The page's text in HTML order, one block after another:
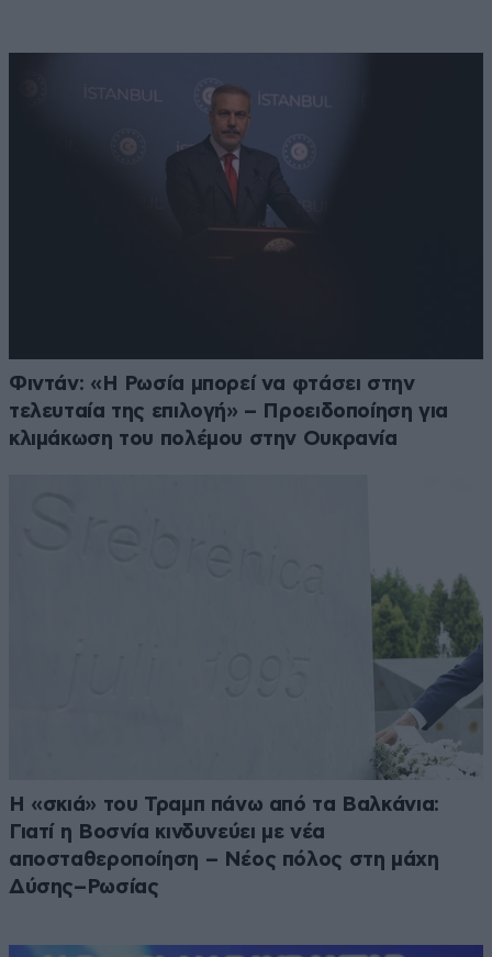
Φιντάν: «Η Ρωσία μπορεί να φτάσει στην
τελευταία της επιλογή» – Προειδοποίηση για
κλιμάκωση του πολέμου στην Ουκρανία
Η «σκιά» του Τραμπ πάνω από τα Βαλκάνια:
Γιατί η Βοσνία κινδυνεύει με νέα
αποσταθεροποίηση – Νέος πόλος στη μάχη
Δύσης–Ρωσίας